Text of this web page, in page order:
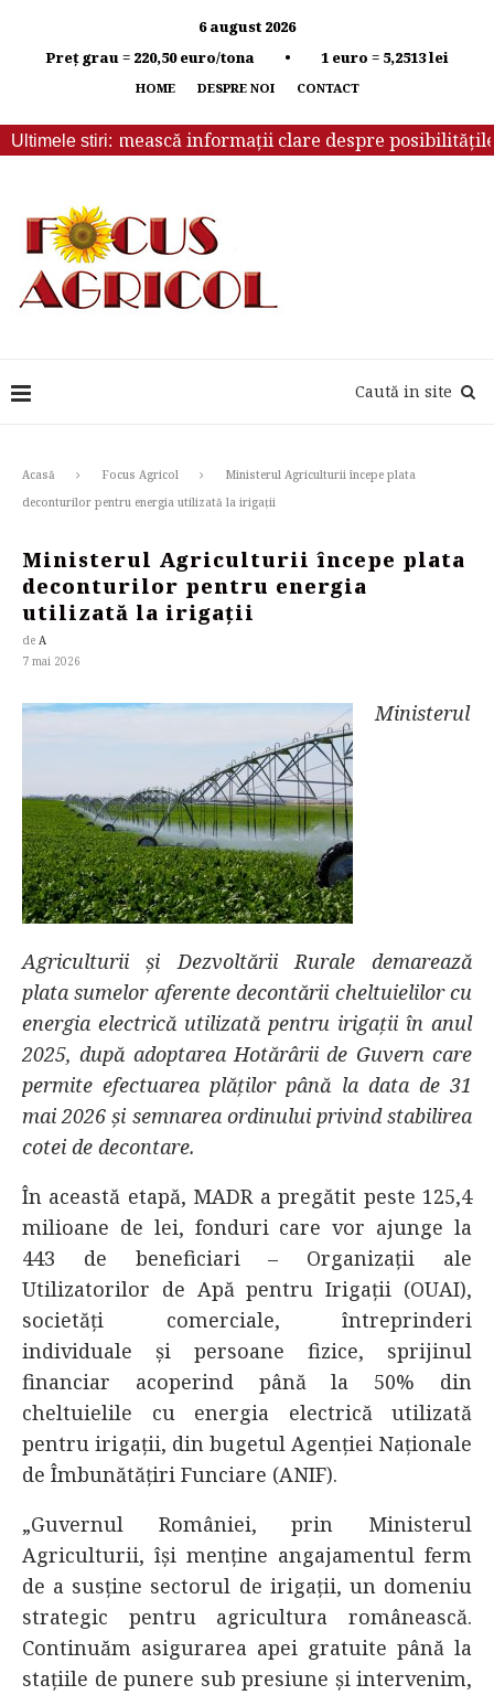
6 august 2026
Preț grau = 220,50 euro/tona • 1 euro = 5,2513 lei
HOME DESPRE NOI CONTACT
Ultimele stiri:
să primească informații clare despre posibilitățile
Caută in site
Acasă Focus Agricol
Ministerul Agriculturii începe plata
deconturilor pentru energia utilizată la irigații
Ministerul Agriculturii începe plata
deconturilor pentru energia
utilizată la irigații
de A
7 mai 2026
Ministerul
Agriculturii și Dezvoltării Rurale demarează
plata sumelor aferente decontării cheltuielilor cu
energia electrică utilizată pentru irigații în anul
2025, după adoptarea Hotărârii de Guvern care
permite efectuarea plăților până la data de 31
mai 2026 și semnarea ordinului privind stabilirea
cotei de decontare.
În această etapă, MADR a pregătit peste 125,4
milioane de lei, fonduri care vor ajunge la
443 de beneficiari – Organizații ale
Utilizatorilor de Apă pentru Irigații (OUAI),
societăți comerciale, întreprinderi
individuale și persoane fizice, sprijinul
financiar acoperind până la 50% din
cheltuielile cu energia electrică utilizată
pentru irigații, din bugetul Agenției Naționale
de Îmbunătățiri Funciare (ANIF).
„Guvernul României, prin Ministerul
Agriculturii, își menține angajamentul ferm
de a susține sectorul de irigații, un domeniu
strategic pentru agricultura românească.
Continuăm asigurarea apei gratuite până la
stațiile de punere sub presiune și intervenim,